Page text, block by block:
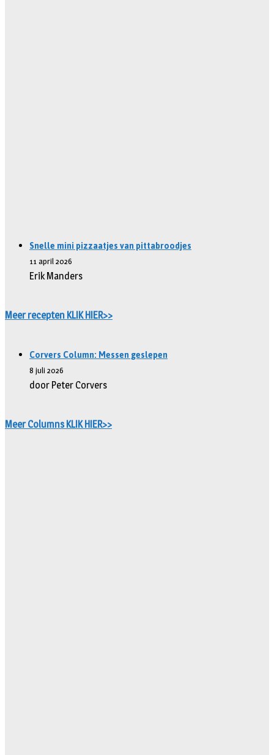
Snelle mini pizzaatjes van pittabroodjes
11 april 2026
Erik Manders
Meer recepten KLIK HIER>>
Corvers Column: Messen geslepen
8 juli 2026
door Peter Corvers
Meer Columns KLIK HIER>>